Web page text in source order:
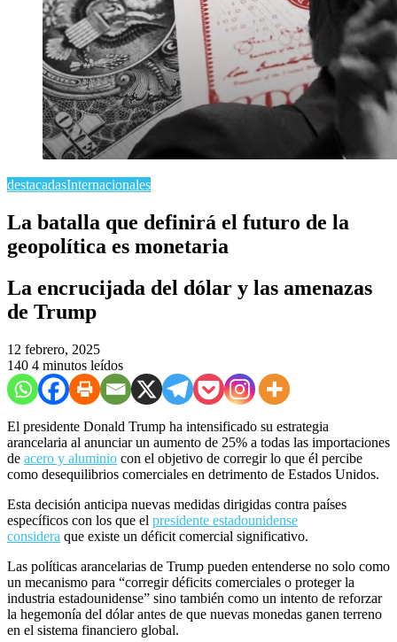
destacadasInternacionales
La batalla que definirá el futuro de la
geopolítica es monetaria
La encrucijada del dólar y las amenazas
de Trump
12 febrero, 2025
140 4 minutos leídos
El presidente Donald Trump ha intensificado su estrategia
arancelaria al anunciar un aumento de 25% a todas las importaciones
de acero y aluminio con el objetivo de corregir lo que él percibe
como desequilibrios comerciales en detrimento de Estados Unidos.
Esta decisión anticipa nuevas medidas dirigidas contra países
específicos con los que el presidente estadounidense
considera que existe un déficit comercial significativo.
Las políticas arancelarias de Trump pueden entenderse no solo como
un mecanismo para “corregir déficits comerciales o proteger la
industria estadounidense” sino también como un intento de reforzar
la hegemonía del dólar antes de que nuevas monedas ganen terreno
en el sistema financiero global.